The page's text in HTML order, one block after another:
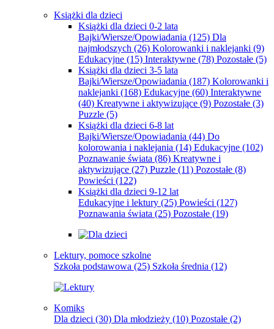
Książki dla dzieci
Książki dla dzieci 0-2 lata
Bajki/Wiersze/Opowiadania (125) Dla
najmłodszych (26) Kolorowanki i naklejanki (9)
Edukacyjne (15) Interaktywne (78) Pozostałe (5)
Książki dla dzieci 3-5 lata
Bajki/Wiersze/Opowiadania (187) Kolorowanki i
naklejanki (168) Edukacyjne (60) Interaktywne
(40) Kreatywne i aktywizujące (9) Pozostałe (3)
Puzzle (5)
Książki dla dzieci 6-8 lat
Bajki/Wiersze/Opowiadania (44) Do
kolorowania i naklejania (14) Edukacyjne (102)
Poznawanie świata (86) Kreatywne i
aktywizujące (27) Puzzle (11) Pozostałe (8)
Powieści (122)
Książki dla dzieci 9-12 lat
Edukacyjne i lektury (25) Powieści (127)
Poznawania świata (25) Pozostałe (19)
Lektury, pomoce szkolne
Szkoła podstawowa (25) Szkoła średnia (12)
Komiks
Dla dzieci (30) Dla młodzieży (10) Pozostałe (2)